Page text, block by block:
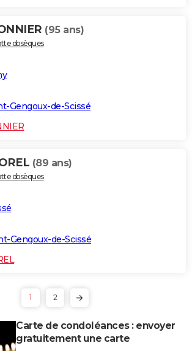
(95 ans)
obsèques
Gengoux-de-Scissé
(89 ans)
obsèques
Gengoux-de-Scissé
1 2
Carte de condoléances : envoyer
gratuitement une carte